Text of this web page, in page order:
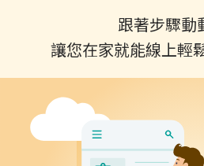
跟著步驟動
讓您在家就能線上輕